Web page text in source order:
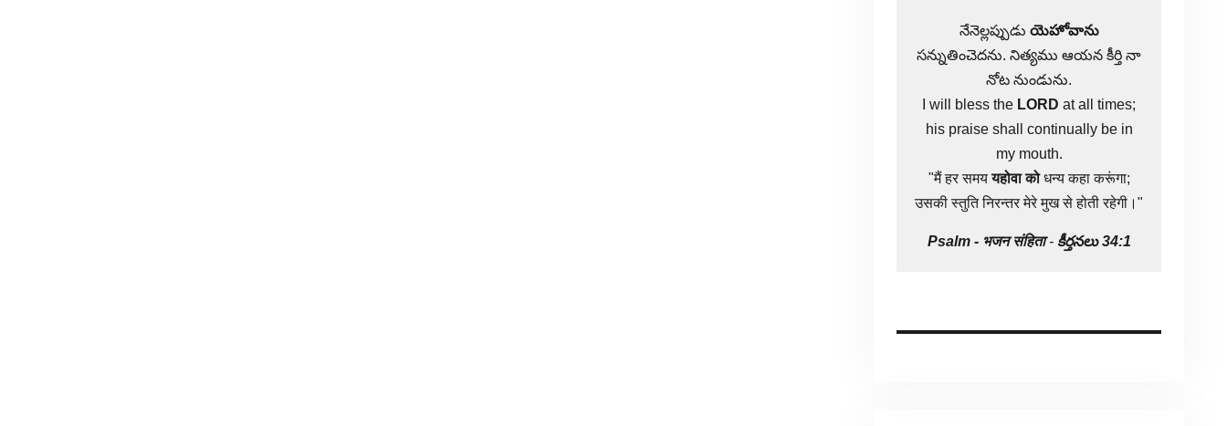
నేనెల్లప్పుడు యెహోవాను
సన్నుతించెదను. నిత్యము ఆయన కీర్తి నా
నోట నుండును.
I will bless the LORD at all times;
his praise shall continually be in
my mouth.
"मैं हर समययहोवा कोधन्य कहा करूंगा;
उसकी स्तुति निरन्तर मेरे मुख से होती रहेगी।"
Psalm - भजन संहिता- కీర్తనలు 34:1